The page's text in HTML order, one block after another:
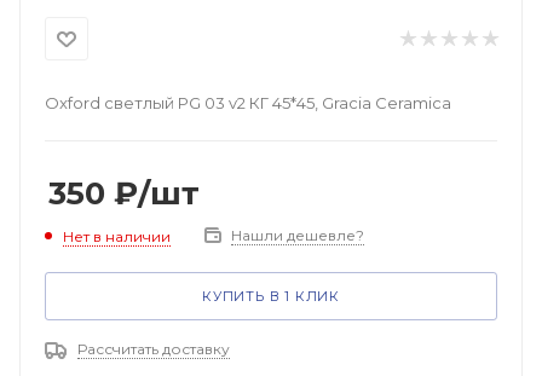
Oxford светлый PG 03 v2 КГ 45*45, Gracia Ceramica
350 ₽/шт
Нет в наличии Нашли дешевле?
КУПИТЬ В 1 КЛИК
Рассчитать доставку